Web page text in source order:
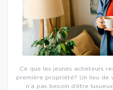
Ce que les jeunes acheteurs
première propriété? Un lieu de
n’a pas besoin d’être